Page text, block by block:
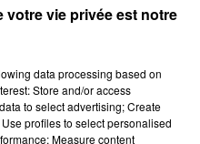
votre vie privée est notre
data processing based on
Store and/or access
to select advertising; Create
profiles to select personalised
Measure content